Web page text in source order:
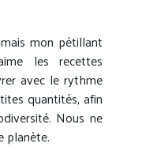
mon pétillant
les recettes
avec le rythme
quantités, afin
Nous ne
planète.